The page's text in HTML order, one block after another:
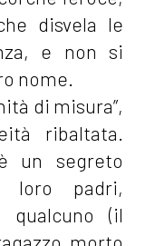
disvela le
e non si
nome.
di misura”,
ribaltata.
un segreto
loro padri,
qualcuno (il